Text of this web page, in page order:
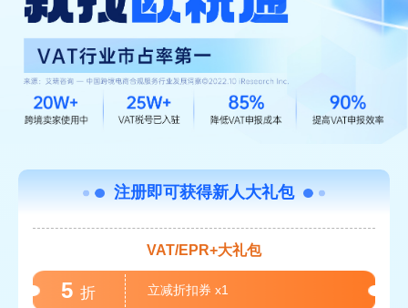
注册即可获得新人大礼包
VAT/EPR+大礼包
5 折 立减折扣券 x1